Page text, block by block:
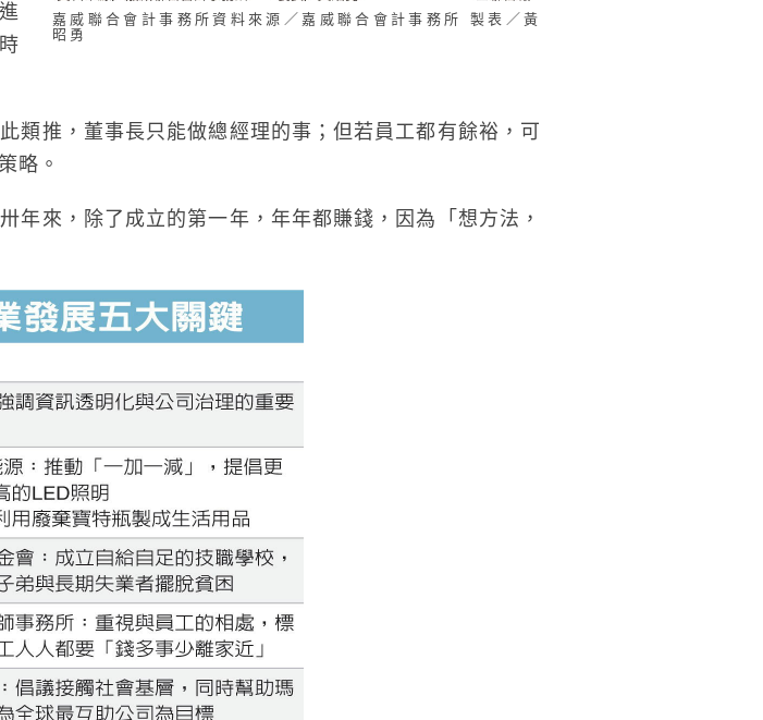
嘉威聯合會計事務所資料來源／嘉威聯合會計事務所 製表／黃
昭勇
類推，董事長只能做總經理的事；但若員工都有餘裕，可
略。
年來，除了成立的第一年，年年都賺錢，因為「想方法，